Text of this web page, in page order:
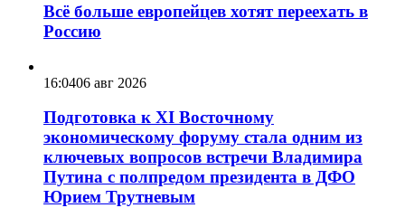
Всё больше европейцев хотят переехать в
Россию
16:0406 авг 2026
Подготовка к XI Восточному
экономическому форуму стала одним из
ключевых вопросов встречи Владимира
Путина с полпредом президента в ДФО
Юрием Трутневым